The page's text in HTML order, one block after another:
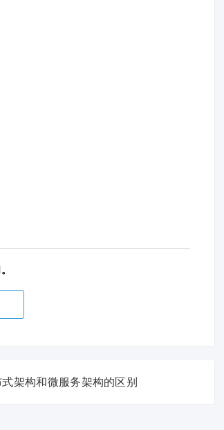
架构和微服务架构的区别